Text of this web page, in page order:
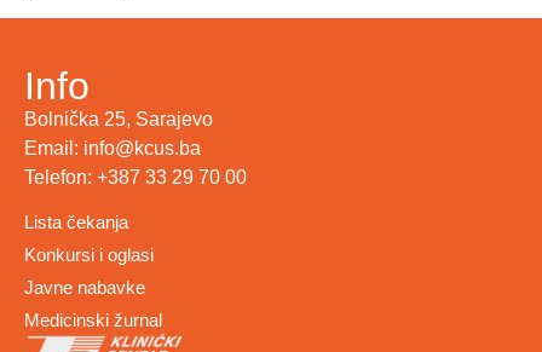
Info
Bolnička 25, Sarajevo
Email: info@kcus.ba
Telefon: +387 33 29 70 00
Lista čekanja
Konkursi i oglasi
Javne nabavke
Medicinski žurnal